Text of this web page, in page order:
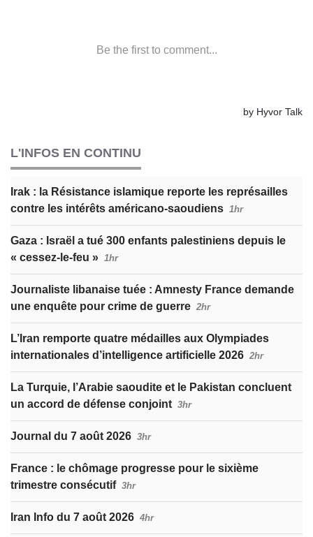
L'INFOS EN CONTINU
Irak : la Résistance islamique reporte les représailles
contre les intérêts américano-saoudiens 1hr
Gaza : Israël a tué 300 enfants palestiniens depuis le
« cessez-le-feu » 1hr
Journaliste libanaise tuée : Amnesty France demande
une enquête pour crime de guerre 2hr
L’Iran remporte quatre médailles aux Olympiades
internationales d’intelligence artificielle 2026 2hr
La Turquie, l’Arabie saoudite et le Pakistan concluent
un accord de défense conjoint 3hr
Journal du 7 août 2026 3hr
France : le chômage progresse pour le sixième
trimestre consécutif 3hr
Iran Info du 7 août 2026 4hr